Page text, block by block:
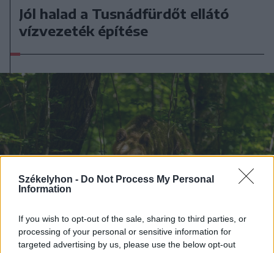
Székelyhon - Do Not Process My Personal
Information
If you wish to opt-out of the sale, sharing to third parties, or
processing of your personal or sensitive information for
targeted advertising by us, please use the below opt-out
Jól halad a Tusnádfürdőt ellátó
vízvezeték építése